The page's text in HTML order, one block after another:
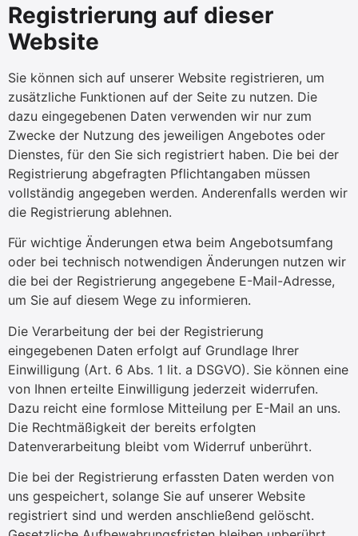
Registrierung auf dieser
Website
Sie können sich auf unserer Website registrieren, um
zusätzliche Funktionen auf der Seite zu nutzen. Die
dazu eingegebenen Daten verwenden wir nur zum
Zwecke der Nutzung des jeweiligen Angebotes oder
Dienstes, für den Sie sich registriert haben. Die bei der
Registrierung abgefragten Pflichtangaben müssen
vollständig angegeben werden. Anderenfalls werden wir
die Registrierung ablehnen.
Für wichtige Änderungen etwa beim Angebotsumfang
oder bei technisch notwendigen Änderungen nutzen wir
die bei der Registrierung angegebene E-Mail-Adresse,
um Sie auf diesem Wege zu informieren.
Die Verarbeitung der bei der Registrierung
eingegebenen Daten erfolgt auf Grundlage Ihrer
Einwilligung (Art. 6 Abs. 1 lit. a DSGVO). Sie können eine
von Ihnen erteilte Einwilligung jederzeit widerrufen.
Dazu reicht eine formlose Mitteilung per E-Mail an uns.
Die Rechtmäßigkeit der bereits erfolgten
Datenverarbeitung bleibt vom Widerruf unberührt.
Die bei der Registrierung erfassten Daten werden von
uns gespeichert, solange Sie auf unserer Website
registriert sind und werden anschließend gelöscht.